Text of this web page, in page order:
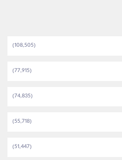
(108,505)
(77,915)
(74,835)
(55,718)
(51,447)